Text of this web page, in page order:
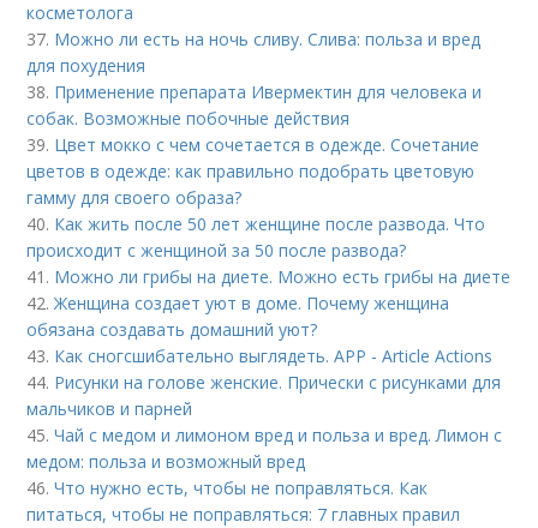
косметолога
37. Можно ли есть на ночь сливу. Слива: польза и вред
для похудения
38. Применение препарата Ивермектин для человека и
собак. Возможные побочные действия
39. Цвет мокко с чем сочетается в одежде. Сочетание
цветов в одежде: как правильно подобрать цветовую
гамму для своего образа?
40. Как жить после 50 лет женщине после развода. Что
происходит с женщиной за 50 после развода?
41. Можно ли грибы на диете. Можно есть грибы на диете
42.Женщина создает уют в доме. Почему женщина
обязана создавать домашний уют?
43. Как сногсшибательно выглядеть. APP - Article Actions
44. Рисунки на голове женские. Прически с рисунками для
мальчиков и парней
45.Чай с медом и лимоном вред и польза и вред. Лимон с
медом: польза и возможный вред
46.Что нужно есть, чтобы не поправляться. Как
питаться, чтобы не поправляться: 7 главных правил